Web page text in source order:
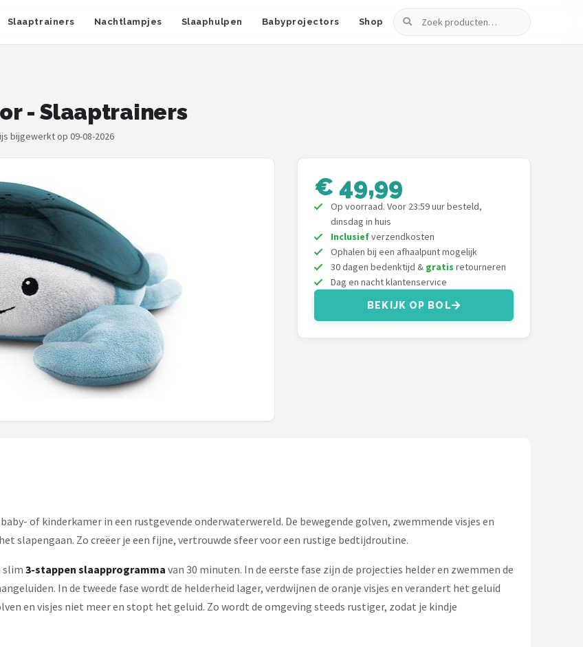
Slaaptrainers Nachtlampjes Slaaphulpen Babyprojectors Shop
Zoeken
- Slaaptrainers
bijgewerkt op 09-08-2026
€ 49,99
Op voorraad. Voor 23:59 uur besteld,
dinsdag in huis
Inclusiefverzendkosten
Ophalen bij een afhaalpunt mogelijk
30 dagen bedenktijd & gratis retourneren
Dag en nacht klantenservice
BEKIJK OP BOL
of kinderkamer in een rustgevende onderwaterwereld. De bewegende golven, zwemmende visjes en
slapengaan. Zo creëer je een fijne, vertrouwde sfeer voor een rustige bedtijdroutine.
slim 3-stappen slaapprogramma van 30 minuten. In de eerste fase zijn de projecties helder en zwemmen de
In de tweede fase wordt de helderheid lager, verdwijnen de oranje visjes en verandert het geluid
en visjes niet meer en stopt het geluid. Zo wordt de omgeving steeds rustiger, zodat je kindje